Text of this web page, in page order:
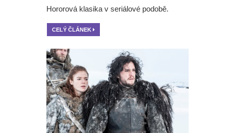
Hororová klasika v seriálové podobě.
CELÝ ČLÁNEK